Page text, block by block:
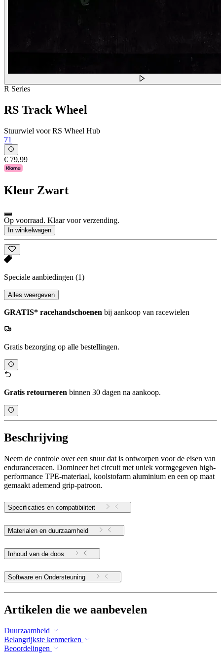
R Series
RS Track Wheel
Stuurwiel voor RS Wheel Hub
71
€ 79,99
Kleur Zwart
Op voorraad. Klaar voor verzending.
In winkelwagen
Speciale aanbiedingen (1)
Alles weergeven
GRATIS* racehandschoenen bij aankoop van racewielen
Gratis bezorging op alle bestellingen.
Gratis retourneren binnen 30 dagen na aankoop.
Beschrijving
Neem de controle over een stuur dat is ontworpen voor de eisen van
enduranceracen. Domineer het circuit met uniek vormgegeven high-
performance TPE-materiaal, koolstofarm aluminium en een op maat
gemaakt ademend grip-patroon.
Specificaties en compatibiliteit
Materialen en duurzaamheid
Inhoud van de doos
Software en Ondersteuning
Artikelen die we aanbevelen
Duurzaamheid
Belangrijkste kenmerken
Beoordelingen